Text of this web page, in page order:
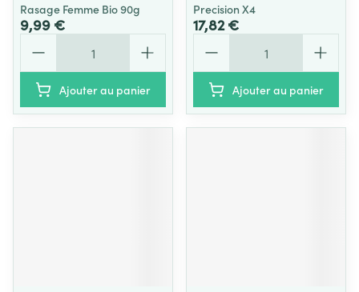
Rasage Femme Bio 90g
9,99 €
Ajouter au panier
Precision X4
17,82 €
Ajouter au panier